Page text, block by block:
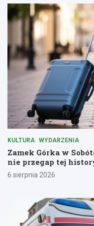
KULTURA WYDARZENIA
Zamek Górka w
nie przegap tej
6 sierpnia 2026